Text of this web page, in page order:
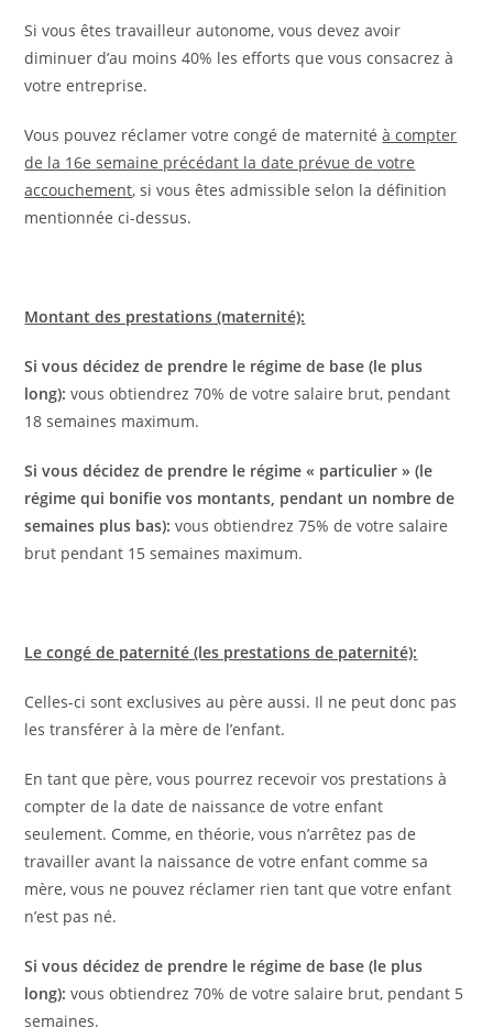
Si vous êtes travailleur autonome, vous devez avoir
diminuer d’au moins 40% les efforts que vous consacrez à
votre entreprise.
Vous pouvez réclamer votre congé de maternitéà compter
de la 16e semaine précédant la date prévue de votre
accouchement, si vous êtes admissible selon la définition
mentionnée ci-dessus.
Montant des prestations (maternité):
Si vous décidez de prendre le régime de base (le plus
long): vous obtiendrez 70% de votre salaire brut, pendant
18 semaines maximum.
Si vous décidez de prendre le régime « particulier » (le
régime qui bonifie vos montants, pendant un nombre de
semaines plus bas): vous obtiendrez 75% de votre salaire
brut pendant 15 semaines maximum.
Le congé de paternité (les prestations de paternité):
Celles-ci sont exclusives au père aussi. Il ne peut donc pas
les transférer à la mère de l’enfant.
En tant que père, vous pourrez recevoir vos prestations à
compter de la date de naissance de votre enfant
seulement. Comme, en théorie, vous n’arrêtez pas de
travailler avant la naissance de votre enfant comme sa
mère, vous ne pouvez réclamer rien tant que votre enfant
n’est pas né.
Si vous décidez de prendre le régime de base (le plus
long): vous obtiendrez 70% de votre salaire brut, pendant 5
semaines.